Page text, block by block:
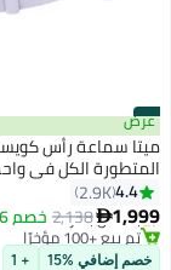
#1
عرض
المتطورة الكل في
الافتراضي، 512 جيجابايت، أبيض
4.4
2.9K
1,999
2,138خصم 6%
توصيل مجاني
بتخلّص بسرعة
تم بيع +100 مؤخرًا
توصيل مجاني
خصم إضافي %15 + 1